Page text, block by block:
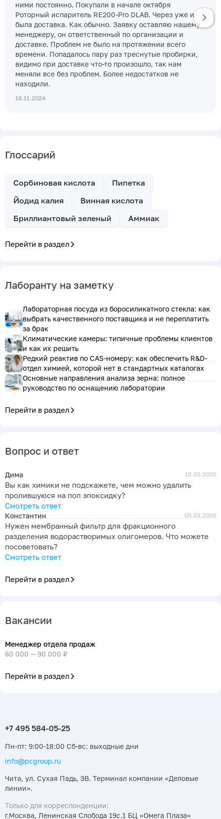
ними постоянно. Покупали в начале октября
Роторный испаритель RE200-Pro DLAB. Через уже и
была доставка. Как обычно. Заявку оставляю нашему
менеджеру, он ответственный по организации и
доставке. Проблем не было на протяжении всего
времени. Попадалось пару раз треснутые пробирки,
видимо при доставке что-то произошло, так нам
меняли все без проблем. Более недостатков не
находили.
18.11.2024
Глоссарий
Сорбиновая кислота
Пипетка
Йодид калия
Винная кислота
Бриллиантовый зеленый
Аммиак
Перейти в раздел
Лаборанту на заметку
Лабораторная посуда из боросиликатного стекла: как
выбрать качественного поставщика и не переплатить
за брак
Климатические камеры: типичные проблемы клиентов
и как их решить
Редкий реактив по CAS-номеру: как обеспечить R&D-
отдел химией, которой нет в стандартных каталогах
Основные направления анализа зерна: полное
руководство по оснащению лаборатории
Перейти в раздел
Вопрос и ответ
Дима 10.03.2020
Вы как химики не подскажете, чем можно удалить
пролившуюся на пол эпоксидку?
Смотреть ответ
Константин
05.03.2020
Нужен мембранный фильтр для фракционного
разделения водорастворимых олигомеров. Что можете
посоветовать?
Смотреть ответ
Перейти в раздел
Вакансии
Менеджер отдела продаж
60 000 — 90 000 ₽
Перейти в раздел
Пн-пт: 9:00-18:00 Сб-вс: выходные дни
info@pcgroup.ru
Чита, ул. Сухая Падь, 3В. Терминал компании «Деловые
линии».
Только для корреспонденции:
г.Москва, Ленинская Слобода 19с.1 БЦ «Омега Плаза»